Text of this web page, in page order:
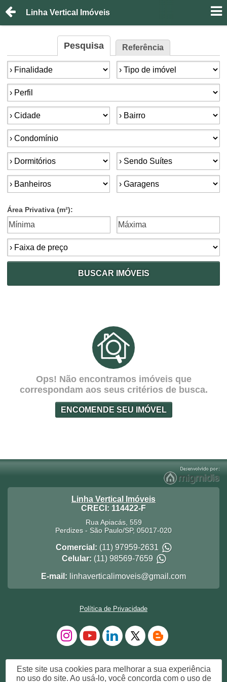
Linha Vertical Imóveis
Pesquisa Referência
Finalidade: Tipo de imóvel:
Perfil:
Cidade: Bairro:
Condomínios:
Dormitórios: Suítes:
Banheiros: Garagens:
Área Privativa (m²):
Faixa de preço:
BUSCAR IMÓVEIS
Ops! Não encontramos imóveis que
correspondam aos seus critérios de busca.
ENCOMENDE SEU IMÓVEL
Linha Vertical Imóveis
CRECI: 114422-F
Rua Apiacás, 559
Perdizes - São Paulo/SP, 05017-020
Comercial: (11) 97959-2631
Celular: (11) 98569-7659
E-mail: linhaverticalimoveis@gmail.com
Política de Privacidade
Este site usa cookies para melhorar a sua experiência
no uso do site. Ao usá-lo, você concorda com o uso de